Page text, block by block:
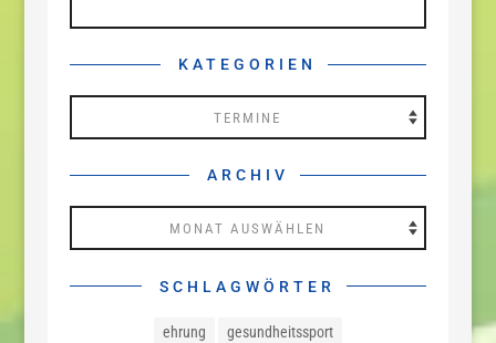
KATEGORIEN
ARCHIV
SCHLAGWÖRTER
ehrung
gesundheitssport